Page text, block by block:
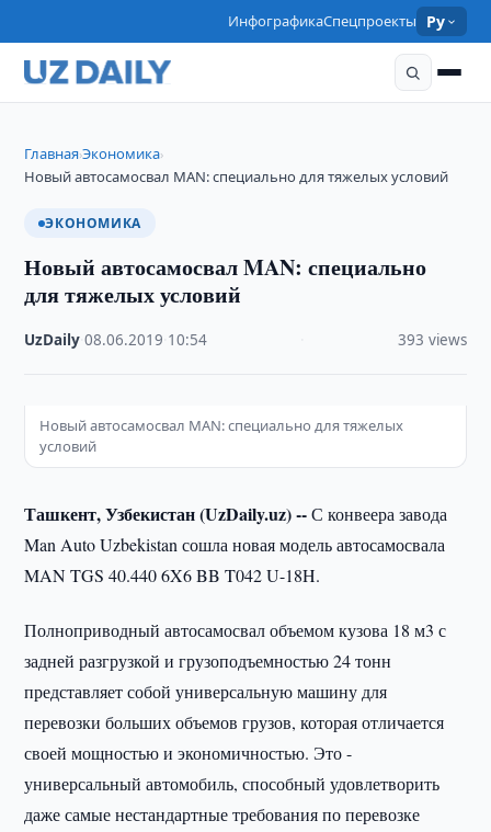
ИнфографикаСпецпроекты Ру
Главная›Экономика›
Новый автосамосвал MAN: специально для тяжелых условий
ЭКОНОМИКА
Новый автосамосвал MAN: специально
для тяжелых условий
UzDaily ·08.06.2019 10:54 393 views
Новый автосамосвал MAN: специально для тяжелых
условий
Ташкент, Узбекистан (UzDaily.uz) --С конвеера завода
Man Auto Uzbekistan сошла новая модель автосамосвала
MAN TGS 40.440 6X6 BB T042 U-18H.
Полноприводный автосамосвал объемом кузова 18 м3 с
задней разгрузкой и грузоподъемностью 24 тонн
представляет собой универсальную машину для
перевозки больших объемов грузов, которая отличается
своей мощностью и экономичностью. Это -
универсальный автомобиль, способный удовлетворить
даже самые нестандартные требования по перевозке